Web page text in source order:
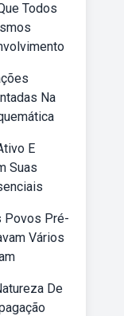
Todos
Na
E
Suas
Povos Pré-
Vários
De